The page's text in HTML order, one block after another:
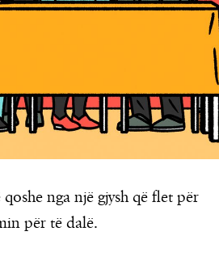
nga një gjysh që flet për
për të dalë.